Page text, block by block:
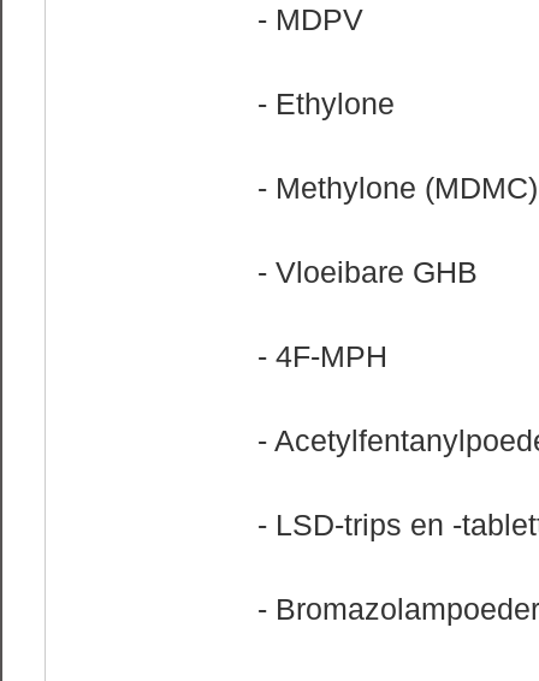
- MDPV
- Ethylone
- Methylone (MDMC)
- Vloeibare GHB
- 4F-MPH
-
- LSD-trips en -
- Bromazolampoeder